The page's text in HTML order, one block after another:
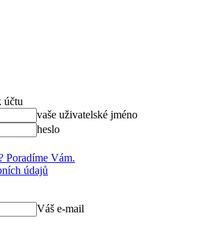
účtu
vaše uživatelské jméno
heslo
Poradíme Vám.
údajů
Váš e-mail